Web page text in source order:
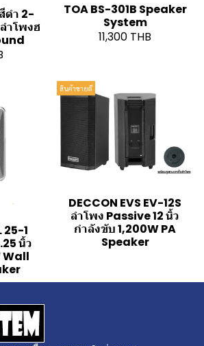
ดำ 2-
ำโพงฮ
TOA BS-301B Speaker
System
11,300 THB
25-1
นิ้ว
Wall
สินค้าขายดี
DECCON EVS EV-12S
ลำโพง Passive 12 นิ้ว
กำลังขับ 1,200W PA
Speaker